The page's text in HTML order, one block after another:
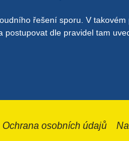
řešení sporu. V
dle pravidel tam
Ochrana osobních údajů